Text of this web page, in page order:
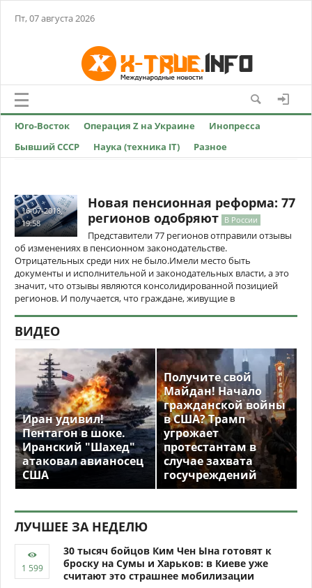
Пт, 07 августа 2026
Юго-Восток Операция Z на Украине
Инопресса
Бывший СССР
Наука (техника IT) Разное
16-07-2018,
19:58
Новая пенсионная реформа: 77
регионов одобряют В России
Представители 77 регионов отправили отзывы
об изменениях в пенсионном законодательстве.
Отрицательных среди них не было.Имели место быть
документы и исполнительной и законодательных власти, а это
значит, что отзывы являются консолидированной позицией
регионов. И получается, что граждане, живущие в
ВИДЕО
Иран удивил!
Пентагон в шоке.
Иранский "Шахед"
атаковал авианосец
США
Получите свой
Майдан! Начало
гражданской войны
в США? Трамп
угрожает
протестантам в
случае захвата
госучреждений
ЛУЧШЕЕ ЗА НЕДЕЛЮ
30 тысяч бойцов Ким Чен Ына готовят к
броску на Сумы и Харьков: в Киеве уже
считают это страшнее мобилизации